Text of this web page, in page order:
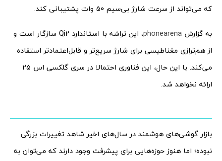
که می‌تواند از سرعت شارژ بی‌سیم 50 وات پشتیبانی کند.
به گزارش phonearena
، این تراشه با استاندارد Qi2 سازگار است و
از هم‌ترازی مغناطیسی برای شارژ سریع‌تر و قابل‌اعتمادتر استفاده
می‌کند. با این حال، این فناوری احتمالا در سری گلکسی اس 25
ارائه نخواهد شد.
بازار گوشی‌های هوشمند در سال‌های اخیر شاهد تغییرات بزرگی
نبوده؛ اما هنوز حوزه‌هایی برای پیشرفت وجود دارند که می‌توان به